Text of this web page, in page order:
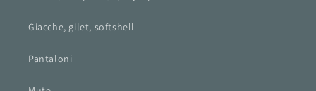
Giacche, gilet, softshell
Pantaloni